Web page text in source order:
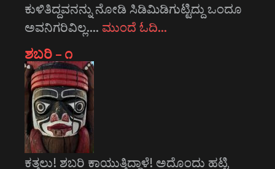
ಕುಳಿತಿದ್ದವನನ್ನು ನೋಡಿ ಸಿಡಿಮಿಡಿಗುಟ್ಟಿದ್ದು ಒಂದೂ
ಅವನಿಗರಿವಿಲ್ಲ.… ಮುಂದೆ ಓದಿ…
ಶಬರಿ – ೧
ಕತ್ತಲು! ಶಬರಿ ಕಾಯುತ್ತಿದ್ದಾಳೆ! ಅದೊಂದು ಹಟ್ಟಿ